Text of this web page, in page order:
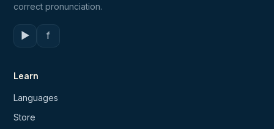
correct pronunciation.
▶ f
Learn
Languages
Store